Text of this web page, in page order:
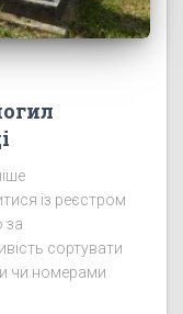
із реєстром
за
сортувати
чи номерами